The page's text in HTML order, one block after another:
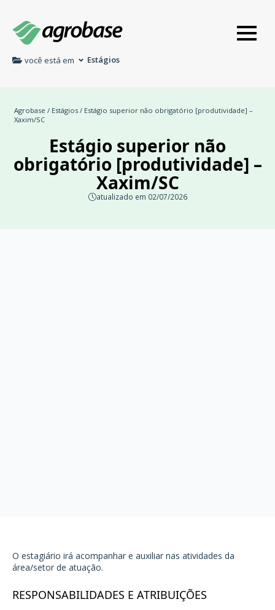
você está em Estágios
Agrobase / Estágios / Estágio superior não obrigatório [produtividade] –
Xaxim/SC
Estágio superior não
obrigatório [produtividade] –
Xaxim/SC
atualizado em 02/07/2026
O estagiário irá acompanhar e auxiliar nas atividades da
área/setor de atuação.
RESPONSABILIDADES E ATRIBUIÇÕES